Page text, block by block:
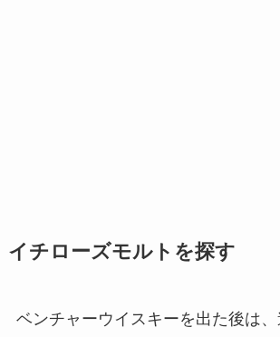
イチローズモルトを探す
ベンチャーウイスキーを出た後は